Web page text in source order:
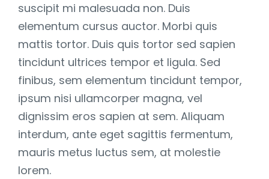
suscipit mi malesuada non. Duis
elementum cursus auctor. Morbi quis
mattis tortor. Duis quis tortor sed sapien
tincidunt ultrices tempor et ligula. Sed
finibus, sem elementum tincidunt tempor,
ipsum nisi ullamcorper magna, vel
dignissim eros sapien at sem. Aliquam
interdum, ante eget sagittis fermentum,
mauris metus luctus sem, at molestie
lorem.